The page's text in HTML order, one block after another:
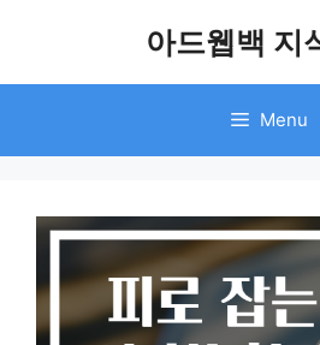
아드웹백 지
Menu